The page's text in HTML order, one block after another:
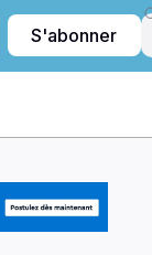
S'abonner